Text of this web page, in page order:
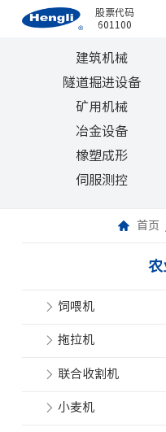
股票代码
601100
建筑机械
隧道掘进设备
矿用机械
冶金设备
橡塑成形
伺服测控
首页
农
饲喂机
拖拉机
联合收割机
小麦机